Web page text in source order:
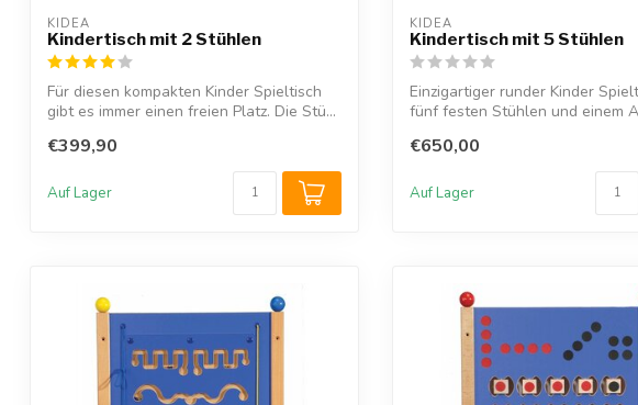
KIDEA
Kindertisch mit 2 Stühlen
Für diesen kompakten Kinder Spieltisch
gibt es immer einen freien Platz. Die Stü...
€399,90
Auf Lager
KIDEA
Kindertisch mit 5 Stühlen
Einzigartiger runder Kinder
fünf festen Stühlen und einem
€650,00
Auf Lager